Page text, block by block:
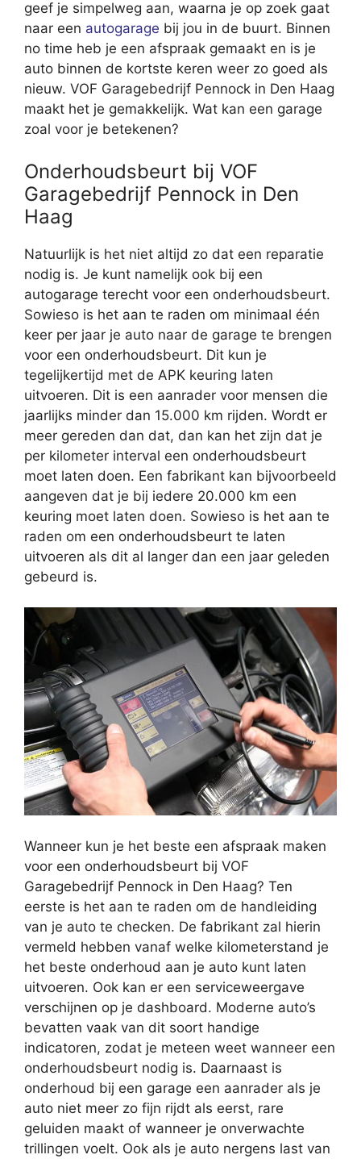
geef je simpelweg aan, waarna je op zoek gaat
naar een autogarage bij jou in de buurt. Binnen
no time heb je een afspraak gemaakt en is je
auto binnen de kortste keren weer zo goed als
nieuw. VOF Garagebedrijf Pennock in Den Haag
maakt het je gemakkelijk. Wat kan een garage
zoal voor je betekenen?
Onderhoudsbeurt bij VOF
Garagebedrijf Pennock in Den
Haag
Natuurlijk is het niet altijd zo dat een reparatie
nodig is. Je kunt namelijk ook bij een
autogarage terecht voor een onderhoudsbeurt.
Sowieso is het aan te raden om minimaal één
keer per jaar je auto naar de garage te brengen
voor een onderhoudsbeurt. Dit kun je
tegelijkertijd met de APK keuring laten
uitvoeren. Dit is een aanrader voor mensen die
jaarlijks minder dan 15.000 km rijden. Wordt er
meer gereden dan dat, dan kan het zijn dat je
per kilometer interval een onderhoudsbeurt
moet laten doen. Een fabrikant kan bijvoorbeeld
aangeven dat je bij iedere 20.000 km een
keuring moet laten doen. Sowieso is het aan te
raden om een onderhoudsbeurt te laten
uitvoeren als dit al langer dan een jaar geleden
gebeurd is.
Wanneer kun je het beste een afspraak maken
voor een onderhoudsbeurt bij VOF
Garagebedrijf Pennock in Den Haag? Ten
eerste is het aan te raden om de handleiding
van je auto te checken. De fabrikant zal hierin
vermeld hebben vanaf welke kilometerstand je
het beste onderhoud aan je auto kunt laten
uitvoeren. Ook kan er een serviceweergave
verschijnen op je dashboard. Moderne auto’s
bevatten vaak van dit soort handige
indicatoren, zodat je meteen weet wanneer een
onderhoudsbeurt nodig is. Daarnaast is
onderhoud bij een garage een aanrader als je
auto niet meer zo fijn rijdt als eerst, rare
geluiden maakt of wanneer je onverwachte
trillingen voelt. Ook als je auto nergens last van